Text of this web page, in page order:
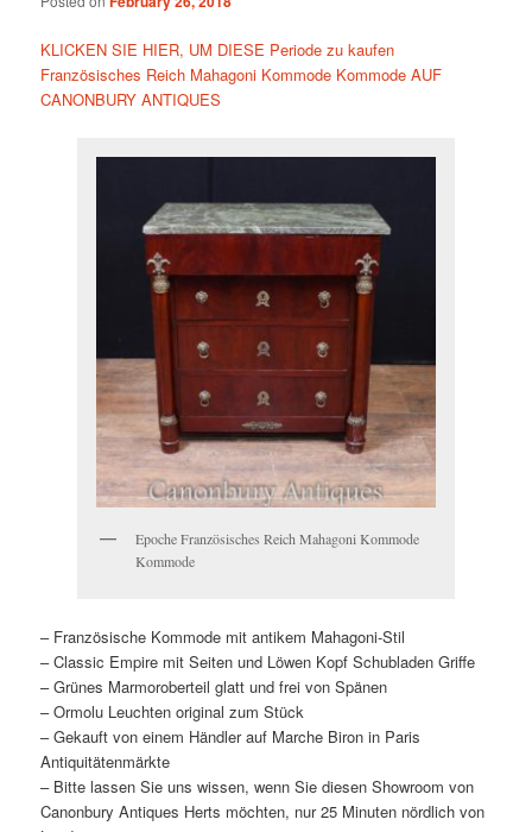
KLICKEN SIE HIER, UM DIESE Periode zu kaufen
Französisches Reich Mahagoni Kommode Kommode AUF
CANONBURY ANTIQUES
Epoche Französisches Reich Mahagoni Kommode
Kommode
– Französische Kommode mit antikem Mahagoni-Stil
– Classic Empire mit Seiten und Löwen Kopf Schubladen Griffe
– Grünes Marmoroberteil glatt und frei von Spänen
– Ormolu Leuchten original zum Stück
– Gekauft von einem Händler auf Marche Biron in Paris
Antiquitätenmärkte
– Bitte lassen Sie uns wissen, wenn Sie diesen Showroom von
Canonbury Antiques Herts möchten, nur 25 Minuten nördlich von